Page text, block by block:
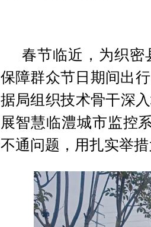
春节临近，为织密
保障群众节日期间出
据局组织技术骨干深
展智慧临澧城市监控
不通问题，用扎实举